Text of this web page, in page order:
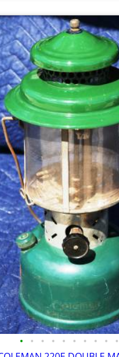
• • • • • • • • • •